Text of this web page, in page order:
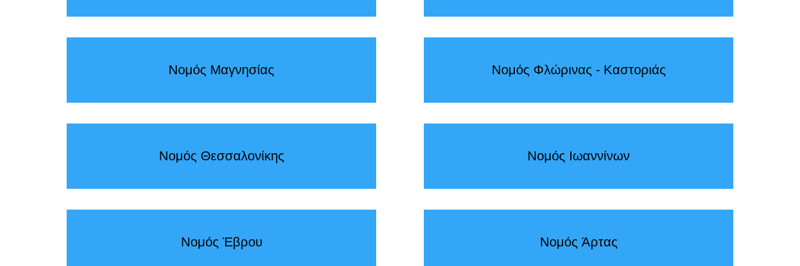
Νομός Μαγνησίας
Νομός Θεσσαλονίκης
Νομός Έβρου
Νομός Φλώρινας - Καστοριάς
Νομός Ιωαννίνων
Νομός Άρτας